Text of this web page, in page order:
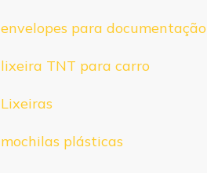
envelopes para documentação
lixeira TNT para carro
Lixeiras
mochilas plásticas